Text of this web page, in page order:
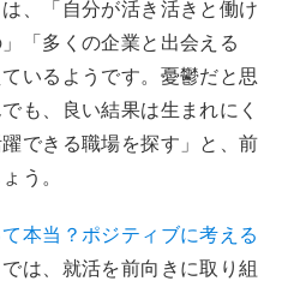
、「自分が活き活きと働け
「多くの企業と出会える
いるようです。憂鬱だと思
も、良い結果は生まれにく
できる職場を探す」と、前
う。
本当？ポジティブに考える
では、就活を前向きに取り組